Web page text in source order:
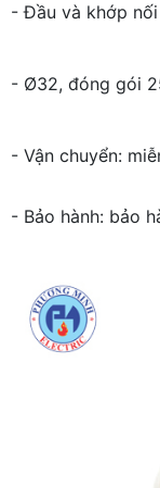
- Đầu và khớp
- Ø32, đóng gói
- Vận chuyển:
- Bảo hành: bảo